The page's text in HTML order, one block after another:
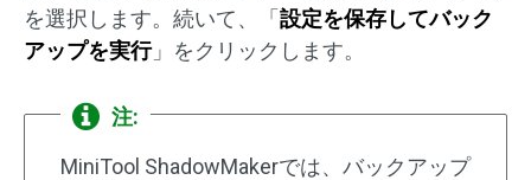
を選択します。続いて、「 設定を保存してバック
アップを実行」をクリックします。
注:
MiniTool ShadowMakerでは、バックアップ